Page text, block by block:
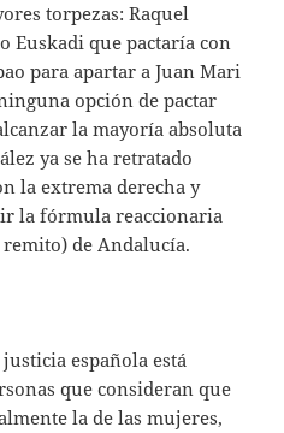
torpezas: Raquel
Euskadi que pactaría con
para apartar a Juan Mari
opción de pactar
la mayoría absoluta
ya se ha retratado
la extrema derecha y
la fórmula reaccionaria
de Andalucía.
española está
que consideran que
la de las mujeres,